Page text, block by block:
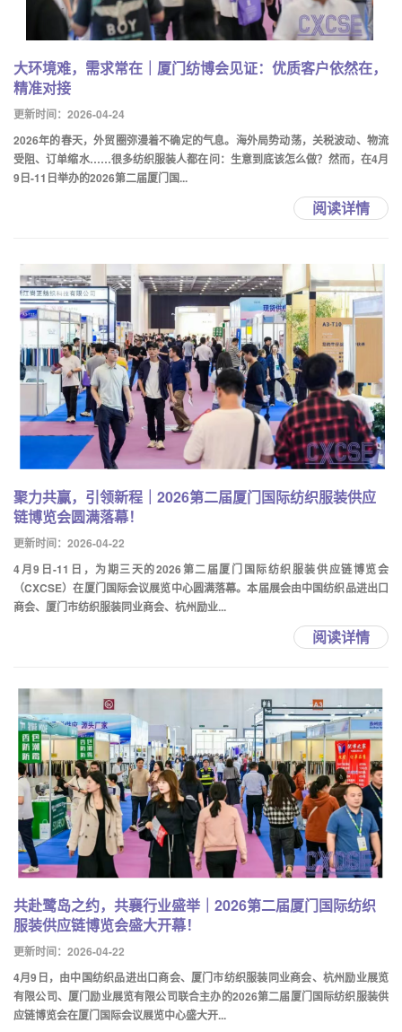
大环境难，需求常在｜厦门纺博会见证：优质客户依然在，
精准对接
更新时间：2026-04-24
2026年的春天，外贸圈弥漫着不确定的气息。海外局势动荡，关税波动、物流
受阻、订单缩水……很多纺织服装人都在问：生意到底该怎么做？然而，在4月
9日-11日举办的2026第二届厦门国...
阅读详情
聚力共赢，引领新程｜2026第二届厦门国际纺织服装供应
链博览会圆满落幕！
更新时间：2026-04-22
4月9日-11日，为期三天的2026第二届厦门国际纺织服装供应链博览会
（CXCSE）在厦门国际会议展览中心圆满落幕。本届展会由中国纺织品进出口
商会、厦门市纺织服装同业商会、杭州励业...
阅读详情
共赴鹭岛之约，共襄行业盛举｜2026第二届厦门国际纺织
服装供应链博览会盛大开幕！
更新时间：2026-04-22
4月9日，由中国纺织品进出口商会、厦门市纺织服装同业商会、杭州励业展览
有限公司、厦门励业展览有限公司联合主办的2026第二届厦门国际纺织服装供
应链博览会在厦门国际会议展览中心盛大开...